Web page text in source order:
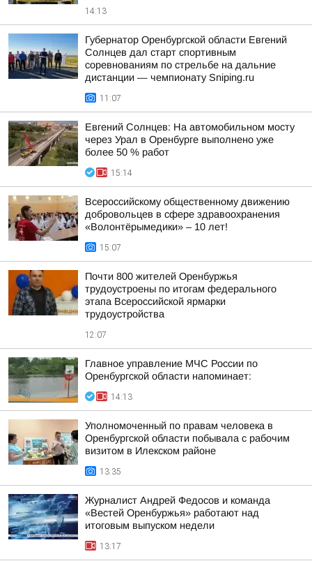
14:13
Губернатор Оренбургской области Евгений
Солнцев дал старт спортивным
соревнованиям по стрельбе на дальние
дистанции — чемпионату Sniping.ru
11:07
Евгений Солнцев: На автомобильном мосту
через Урал в Оренбурге выполнено уже
более 50 % работ
15:14
Всероссийскому общественному движению
добровольцев в сфере здравоохранения
«Волонтёрымедики» – 10 лет!
15:07
Почти 800 жителей Оренбуржья
трудоустроены по итогам федерального
этапа Всероссийской ярмарки
трудоустройства
12:07
Главное управление МЧС России по
Оренбургской области напоминает:
14:13
Уполномоченный по правам человека в
Оренбургской области побывала с рабочим
визитом в Илекском районе
13:35
Журналист Андрей Федосов и команда
«Вестей Оренбуржья» работают над
итоговым выпуском недели
13:17